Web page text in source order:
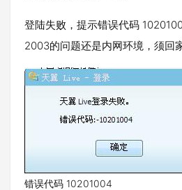
登陆失败，提示错误代码
2003的问题还是内网环境，须回
错误代码 10201004